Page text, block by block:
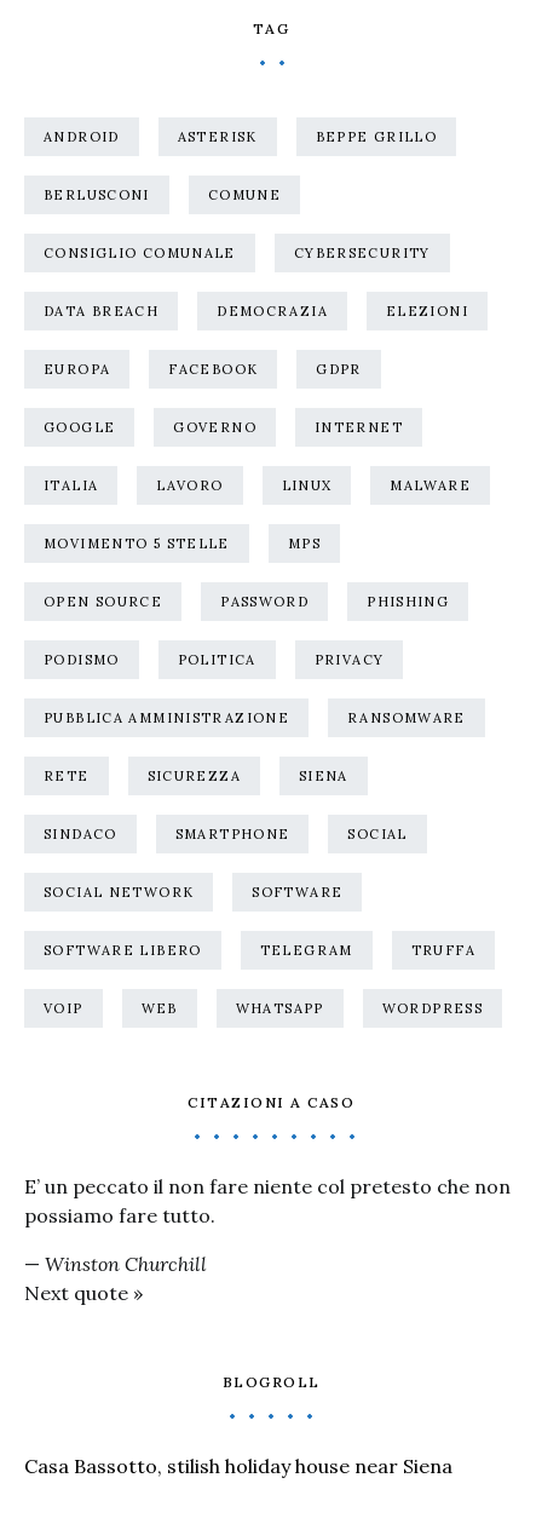
TAG
ANDROID ASTERISK BEPPE GRILLO
BERLUSCONI COMUNE
CONSIGLIO COMUNALE CYBERSECURITY
DATA BREACH DEMOCRAZIA ELEZIONI
EUROPA FACEBOOK GDPR
GOOGLE GOVERNO INTERNET
ITALIA LAVORO LINUX MALWARE
MOVIMENTO 5 STELLE MPS
OPEN SOURCE PASSWORD PHISHING
PODISMO POLITICA PRIVACY
PUBBLICA AMMINISTRAZIONE RANSOMWARE
RETE SICUREZZA SIENA
SINDACO SMARTPHONE SOCIAL
SOCIAL NETWORK SOFTWARE
SOFTWARE LIBERO TELEGRAM TRUFFA
VOIP WEB WHATSAPP WORDPRESS
CITAZIONI A CASO
E’ un peccato il non fare niente col pretesto che non
possiamo fare tutto.
— Winston Churchill
Next quote »
BLOGROLL
Casa Bassotto, stilish holiday house near Siena